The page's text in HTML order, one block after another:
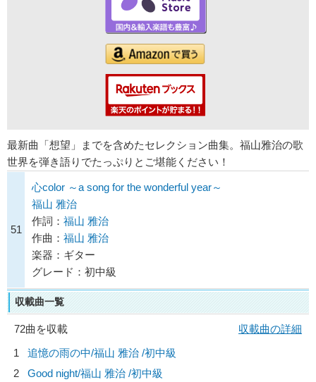
最新曲「想望」までを含めたセレクション曲集。福山雅治の歌
世界を弾き語りでたっぷりとご堪能ください！
51
心color ～a song for the wonderful year～
福山 雅治
作詞： 福山 雅治
作曲： 福山 雅治
楽器：ギター
グレード：初中級
収載曲一覧
72曲を収載
収載曲の詳細
1
追憶の雨の中/福山 雅治 /初中級
2
Good night/福山 雅治 /初中級